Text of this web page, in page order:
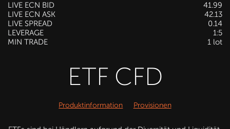
LIVE ECN BID
41.99
LIVE ECN ASK
42.13
LIVE SPREAD
0.14
LEVERAGE
1:5
MIN TRADE
1 lot
ETF CFD
Produktinformation Provisionen